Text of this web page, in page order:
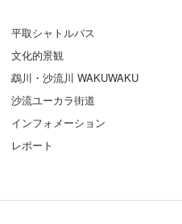
平取シャトルバス
文化的景観
鵡川・沙流川 WAKUWAKU
沙流ユーカラ街道
インフォメーション
レポート